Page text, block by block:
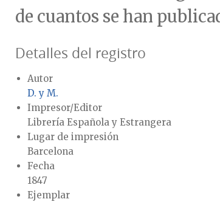
de cuantos se han
Detalles del registro
Autor
D. y M.
Impresor/Editor
Librería Española y Estrangera
Lugar de impresión
Barcelona
Fecha
1847
Ejemplar